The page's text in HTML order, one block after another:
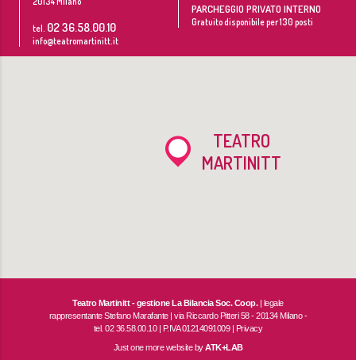
tel. 02 36.58.00.10
info@teatromartinitt.it
PARCHEGGIO PRIVATO INTERNO
Gratuito disponibile per 130 posti
TEATRO
MARTINITT
Teatro Martinitt - gestione La Bilancia Soc. Coop.| legale
rappresentante Stefano Marafante | via Riccardo Pitteri 58 - 20134 Milano -
tel. 02 36.58.00.10 | P.IVA 01214091009 | Privacy
Just one more website byATK+LAB